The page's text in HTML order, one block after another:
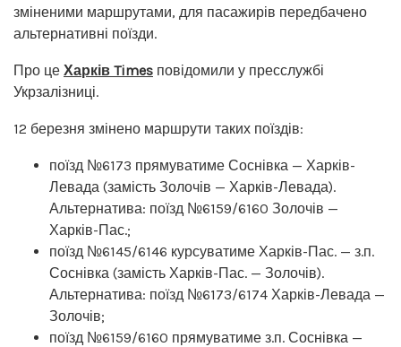
зміненими маршрутами, для пасажирів передбачено
альтернативні поїзди.
Про це Харків Times повідомили у пресслужбі
Укрзалізниці.
12 березня змінено маршрути таких поїздів:
поїзд №6173 прямуватиме Соснівка — Харків-
Левада (замість Золочів — Харків-Левада).
Альтернатива: поїзд №6159/6160 Золочів —
Харків-Пас.;
поїзд №6145/6146 курсуватиме Харків-Пас. — з.п.
Соснівка (замість Харків-Пас. — Золочів).
Альтернатива: поїзд №6173/6174 Харків-Левада —
Золочів;
поїзд №6159/6160 прямуватиме з.п. Соснівка —